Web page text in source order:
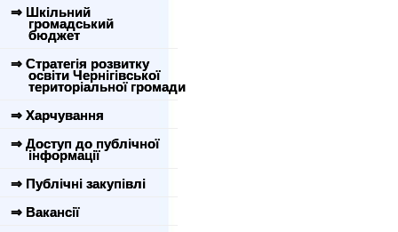
⇒ Шкільний
громадський
бюджет
⇒ Стратегія розвитку
освіти Чернігівської
територіальної громади
⇒ Харчування
⇒ Доступ до публічної
інформації
⇒ Публічні закупівлі
⇒ Вакансії